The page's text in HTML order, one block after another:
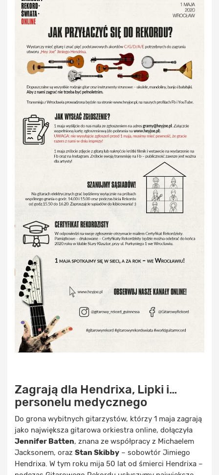
Zagrają dla Hendrixa, Lipki i…
personelu medycznego
Do grona wybitnych gitarzystów, którzy 1 maja zagrają
jako największa gitarowa orkiestra online, dołączyła
Jennifer Batten, znana ze współpracy z Michaelem
Jacksonem, oraz Stan Skibby – sobowtór Jimiego
Hendrixa. W tym roku mija 50 lat od śmierci Hendrixa –